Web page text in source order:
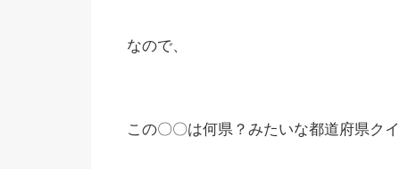
なので、
この〇〇は何県？みたいな都道府県ク